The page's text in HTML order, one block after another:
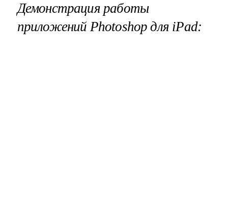
Демонстрация работы
приложений Photoshop для iPad: